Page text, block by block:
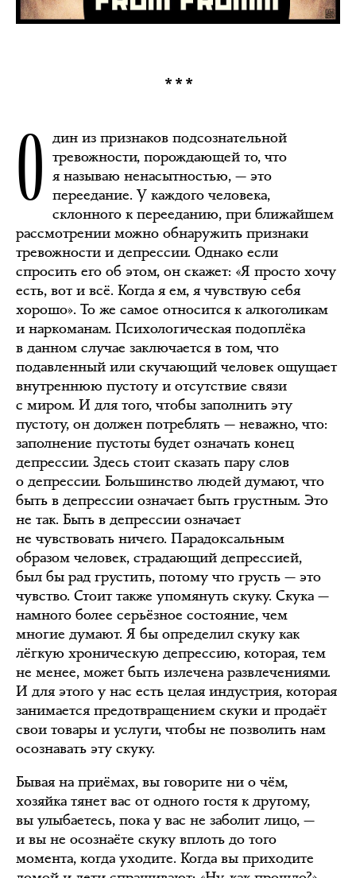
***
О дин из признаков подсознательной
тревожности, порождающей то, что
я называю ненасытностью, — это
переедание. У каждого человека,
склонного к перееданию, при ближайшем
рассмотрении можно обнаружить признаки
тревожности и депрессии. Однако если
спросить его об этом, он скажет: «Я просто хочу
есть, вот и всё. Когда я ем, я чувствую себя
хорошо». То же самое относится к алкоголикам
и наркоманам. Психологическая подоплёка
в данном случае заключается в том, что
подавленный или скучающий человек ощущает
внутреннюю пустоту и отсутствие связи
с миром. И для того, чтобы заполнить эту
пустоту, он должен потреблять — неважно, что:
заполнение пустоты будет означать конец
депрессии. Здесь стоит сказать пару слов
о депрессии. Большинство людей думают, что
быть в депрессии означает быть грустным. Это
не так. Быть в депрессии означает
не чувствовать ничего. Парадоксальным
образом человек, страдающий депрессией,
был бы рад грустить, потому что грусть — это
чувство. Стоит также упомянуть скуку. Скука —
намного более серьёзное состояние, чем
многие думают. Я бы определил скуку как
лёгкую хроническую депрессию, которая, тем
не менее, может быть излечена развлечениями.
И для этого у нас есть целая индустрия, которая
занимается предотвращением скуки и продаёт
свои товары и услуги, чтобы не позволить нам
осознавать эту скуку.
Бывая на приёмах, вы говорите ни о чём,
хозяйка тянет вас от одного гостя к другому,
вы улыбаетесь, пока у вас не заболит лицо, —
и вы не осознаёте скуку вплоть до того
момента, когда уходите. Когда вы приходите